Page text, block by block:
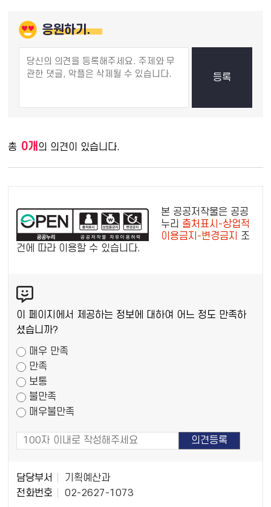
응원하기.
총 0개 의 의견이 있습니다.
공
리
공
저
작
물
본 공공저작물은 공공
누리 출처표시-상업적
이용금지-변경금지
조
건에 따라 이용할 수 있습니다.
텐
츠
만
도
조
사
이 페이지에서 제공하는 정보에 대하여 어느 정도 만족하
셨습니까?
매우 만족
만족
보통
불만족
매우불만족
당
자
담당부서
기획예산과
전화번호
02-2627-1073